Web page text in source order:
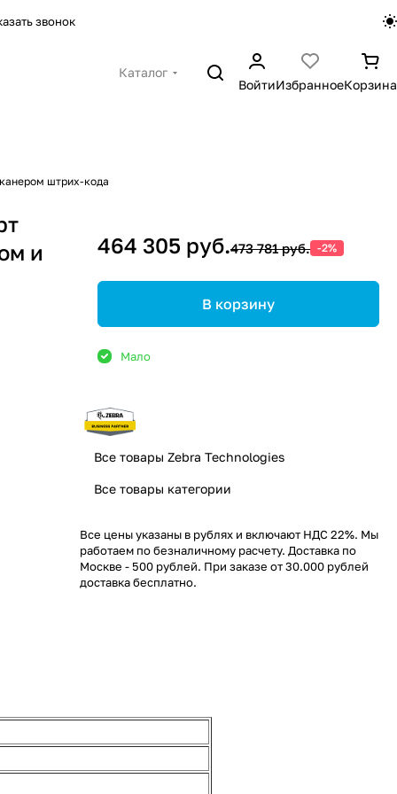
звонок
Каталог
ВойтиИзбранноеКорзина
штрих-кода
и
464 305 руб.473 781 руб. -2%
В корзину
Мало
Все товары Zebra Technologies
Все товары категории
Все цены указаны в рублях и включают НДС 22%. Мы
работаем по безналичному расчету. Доставка по
Москве - 500 рублей. При заказе от 30.000 рублей
доставка бесплатно.